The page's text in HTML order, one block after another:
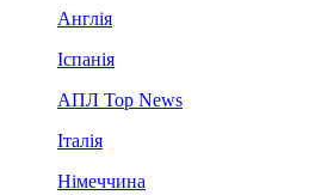
Англія
Іспанія
АПЛ Top News
Італія
Німеччина